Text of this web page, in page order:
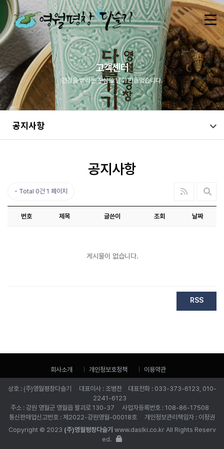
고객센터
건강을 바라는 진심을 담아 만들었습니다.
공지사항
공지사항
Total 0건 1 페이지
번호 제목 글쓴이 조회 날짜
게시물이 없습니다.
RSS
회사소개 개인정보호정책 이용약관
상호 : (주)영월평창다슬기 대표이사 : 조병찬 대표전화 : 033-373-6123, 010-
2241-6123
주소 : 강원 영월군 영월읍 팔괴로 130-37 사업자등록번호 : 108-86-17508
통신판매업신고번호 : 제2022-강원영월-00018호 개인정보관리책임자 : 이정권
Copyright © 2023 (주)영월평창다슬기 www.daslki.co.kr All Rights Reserv
ed.